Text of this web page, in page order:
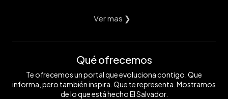
Ver mas ❯
Qué ofrecemos
Te ofrecemos un portal que evoluciona contigo. Que
informa, pero también inspira. Que te representa. Mostramos
de lo que está hecho El Salvador.